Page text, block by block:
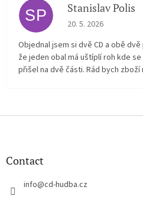
SP Stanislav Polis
The store rating is 2
20. 5. 2026
Objednal jsem si dvě CD a obě
že jeden obal má uštíplí roh kde
přišel na dvě části. Rád bych
F
Contact
info@cd-hudba.cz